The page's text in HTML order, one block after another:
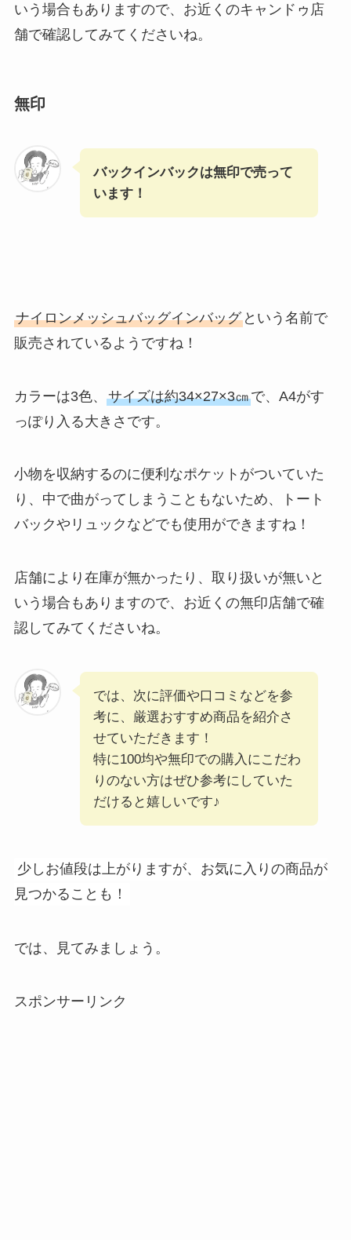
いう場合もありますので、お近くのキャンドゥ店
舗で確認してみてくださいね。
無印
バックインバックは無印で売って
います！
ナイロンメッシュバッグインバッグという名前で
販売されているようですね！
カラーは3色、 サイズは約34×27×3㎝で、A4がす
っぽり入る大きさです。
小物を収納するのに便利なポケットがついていた
り、中で曲がってしまうこともないため、トート
バックやリュックなどでも使用ができますね！
店舗により在庫が無かったり、取り扱いが無いと
いう場合もありますので、お近くの無印店舗で確
認してみてくださいね。
では、次に評価や口コミなどを参
考に、厳選おすすめ商品を紹介さ
せていただきます！
特に100均や無印での購入にこだわ
りのない方はぜひ参考にしていた
だけると嬉しいです♪
少しお値段は上がりますが、お気に入りの商品が
見つかることも！
では、見てみましょう。
スポンサーリンク